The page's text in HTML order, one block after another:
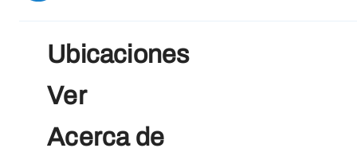
Ubicaciones
Ver
Acerca de